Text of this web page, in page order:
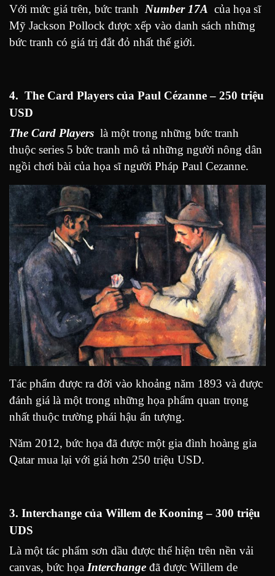
Với mức giá trên, bức tranh Number 17A của họa sĩ
Mỹ Jackson Pollock được xếp vào danh sách những
bức tranh có giá trị đắt đỏ nhất thế giới.
4. The Card Players của Paul Cézanne – 250 triệu
USD
The Card Players là một trong những bức tranh
thuộc series 5 bức tranh mô tả những người nông dân
ngồi chơi bài của họa sĩ người Pháp Paul Cezanne.
Tác phẩm được ra đời vào khoảng năm 1893 và được
đánh giá là một trong những họa phẩm quan trọng
nhất thuộc trường phái hậu ấn tượng.
Năm 2012, bức họa đã được một gia đình hoàng gia
Qatar mua lại với giá hơn 250 triệu USD.
3. Interchange của Willem de Kooning – 300 triệu
UDS
Là một tác phẩm sơn dầu được thể hiện trên nền vải
canvas, bức họa Interchange đã được Willem de